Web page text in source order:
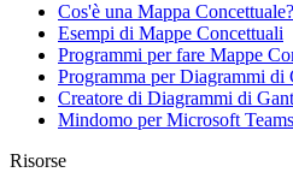
Cos'è una Mappa Concettuale?
Esempi di Mappe Concettuali
Programmi per fare Mappe
Programma per Diagrammi di
Creatore di Diagrammi di
Mindomo per Microsoft Teams
Risorse